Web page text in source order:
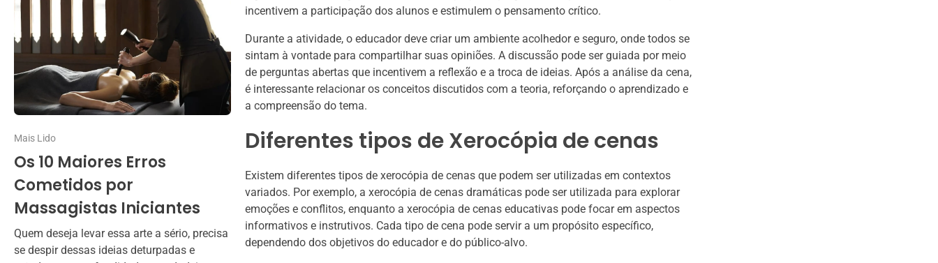
Mais Lido
Os 10 Maiores Erros
Cometidos por
Massagistas Iniciantes
Quem deseja levar essa arte a sério, precisa
se despir dessas ideias deturpadas e
incentivem a participação dos alunos e estimulem o pensamento crítico.
Durante a atividade, o educador deve criar um ambiente acolhedor e seguro, onde todos se
sintam à vontade para compartilhar suas opiniões. A discussão pode ser guiada por meio
de perguntas abertas que incentivem a reflexão e a troca de ideias. Após a análise da cena,
é interessante relacionar os conceitos discutidos com a teoria, reforçando o aprendizado e
a compreensão do tema.
Diferentes tipos de Xerocópia de cenas
Existem diferentes tipos de xerocópia de cenas que podem ser utilizadas em contextos
variados. Por exemplo, a xerocópia de cenas dramáticas pode ser utilizada para explorar
emoções e conflitos, enquanto a xerocópia de cenas educativas pode focar em aspectos
informativos e instrutivos. Cada tipo de cena pode servir a um propósito específico,
dependendo dos objetivos do educador e do público-alvo.